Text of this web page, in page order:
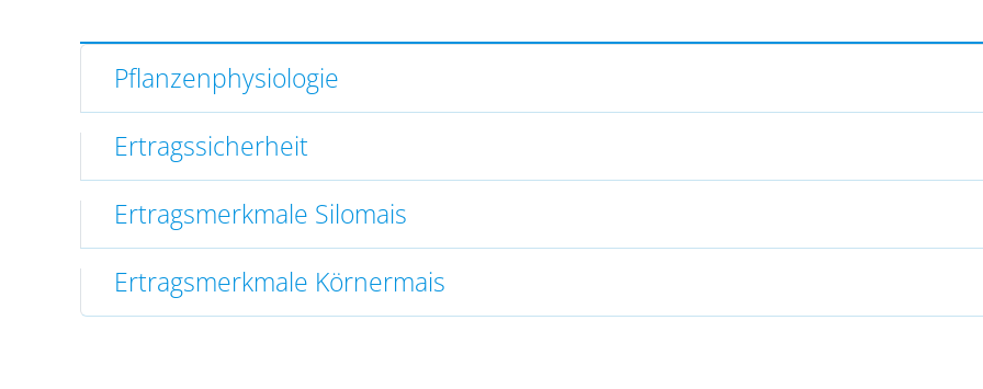
Pflanzenphysiologie
Ertragssicherheit
Ertragsmerkmale Silomais
Ertragsmerkmale Körnermais